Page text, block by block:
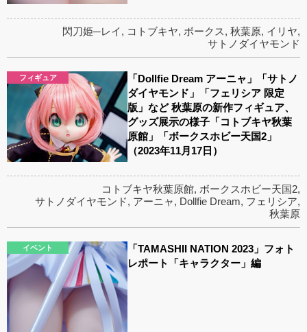
閃刀姫─レイ, コトブキヤ, ボークス, 秋葉原, イリヤ,
サトノダイヤモンド
フィギュア
「Dollfie Dream アーニャ」「サトノ
ダイヤモンド」「フェリシア 限定
版」など 秋葉原の新作フィギュア、
グッズ展示の様子「コトブキヤ秋葉
原館」「ボークスホビー天国2」
（2023年11月17日）
コトブキヤ秋葉原館, ボークスホビー天国2,
サトノダイヤモンド, アーニャ, Dollfie Dream, フェリシア,
秋葉原
イベント
「TAMASHII NATION 2023」フォト
レポート「キャラクター」編